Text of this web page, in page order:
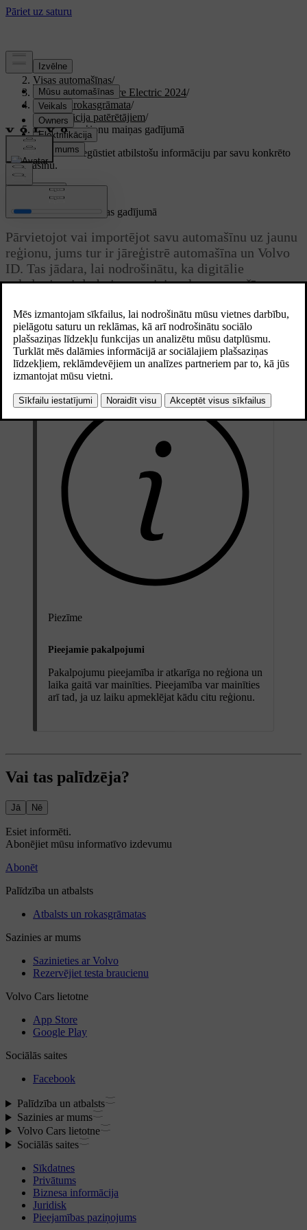
Atbalsts
Visas automašīnas/
XC40 Recharge Pure Electric 2024/
Lietotāja rokasgrāmata/
Informācija patērētājiem/
Ieteikumi reģionu maiņas gadījumā
Pielāgots atbalsts Iegūstiet atbilstošu informāciju par savu konkrēto
automašīnu.
Pierakstīties
Atjaunināts 16.04.2025
Ieteikumi reģionu maiņas gadījumā
Pārvietojot vai importējot savu automašīnu uz jaunu
reģionu, jums tur ir jāreģistrē automašīna un Volvo
ID. Tas jādara, lai nodrošinātu, ka digitālie
pakalpojumi darbojas pareizi un ka automašīna
Lai saņemtu palīdzību automašīnas reģistrēšanai jaunā reģionā,
sazinieties ar Volvo atbalsta dienestu.
Piezīme
Pieejamie pakalpojumi
Pakalpojumu pieejamība ir atkarīga no reģiona un
laika gaitā var mainīties. Pieejamība var mainīties
arī tad, ja uz laiku apmeklējat kādu citu reģionu.
Vai tas palīdzēja?
Jā Nē